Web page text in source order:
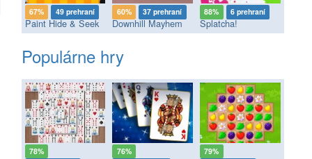
67% 49 prehraní
Paint Hide & Seek
60% 37 prehraní
Downhill Mayhem
88% 6 prehraní
Splatcha!
Populárne hry
78%
76%
79%